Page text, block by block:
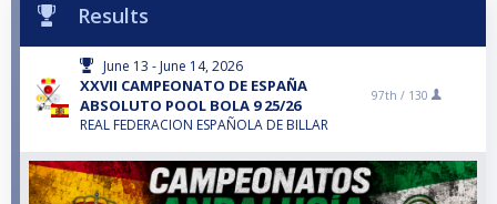
Results
June 13 - June 14, 2026
XXVII CAMPEONATO DE ESPAÑA
ABSOLUTO POOL BOLA 9 25/26
REAL FEDERACION ESPAÑOLA DE BILLAR
97th / 130